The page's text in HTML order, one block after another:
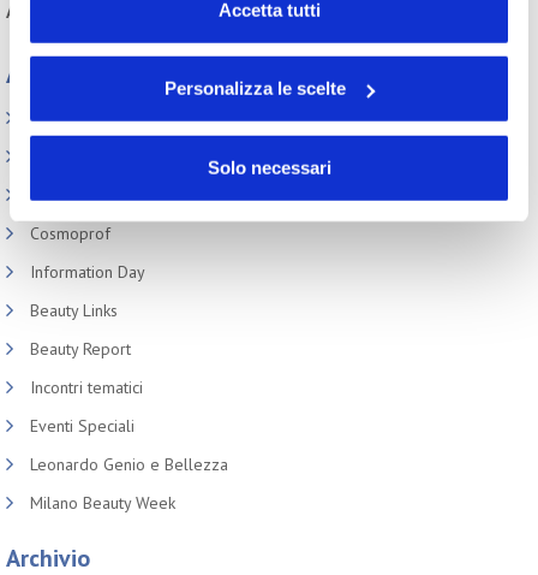
“Personalizza le scelte” è possibile esprimere la propria
volontà in relazione a ciascuna categoria di cookie del
Accetta tutti
Personalizza le scelte
Solo necessari
Autentica Agency
è Tik Tok social media partner dell’evento.
Appuntamenti
Elenco Completo
Convegno tecnico internazionale
Cosmoprof
Information Day
Beauty Links
Beauty Report
Incontri tematici
Eventi Speciali
Leonardo Genio e Bellezza
Milano Beauty Week
Archivio